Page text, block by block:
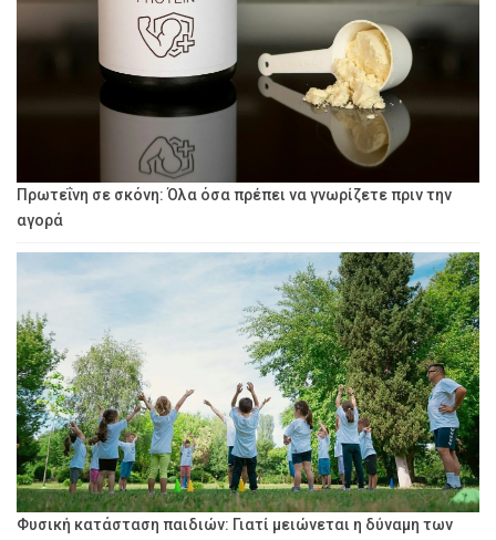
Πρωτεΐνη σε σκόνη: Όλα όσα πρέπει να γνωρίζετε πριν την
αγορά
Φυσική κατάσταση παιδιών: Γιατί μειώνεται η δύναμη των